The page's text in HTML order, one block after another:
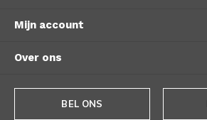
Mijn account
Over ons
BEL ONS